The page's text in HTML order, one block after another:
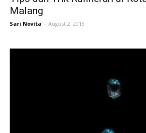
Malang
Sari Novita - August 2, 2018